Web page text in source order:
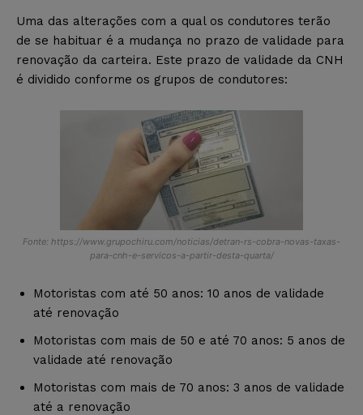
Uma das alterações com a qual os condutores terão
de se habituar é a mudança no prazo de validade para
renovação da carteira. Este prazo de validade da CNH
é dividido conforme os grupos de condutores:
Fonte: https://www.grupochiru.com/noticias/detran-rs-cobra-novas-taxas-
para-cnh-e-servicos-a-partir-desta-quarta/
Motoristas com até 50 anos: 10 anos de validade
até renovação
Motoristas com mais de 50 e até 70 anos: 5 anos de
validade até renovação
Motoristas com mais de 70 anos: 3 anos de validade
até a renovação